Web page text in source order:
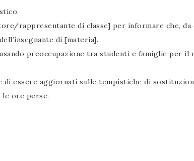
rappresentante di classe] per informare che, da
di [materia].
preoccupazione tra studenti e famiglie per il
di essere aggiornati sulle tempistiche di
ore perse.